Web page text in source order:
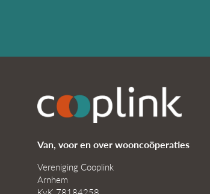
Van, voor en over wooncoöperaties
Vereniging Cooplink
Arnhem